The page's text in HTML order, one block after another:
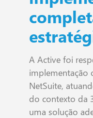
A Active foi
implementação
NetSuite,
do contexto da
uma solução